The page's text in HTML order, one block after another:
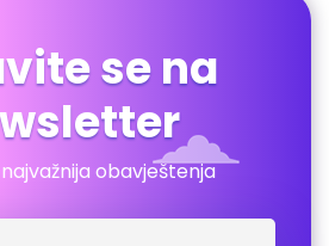
se na
obavještenja